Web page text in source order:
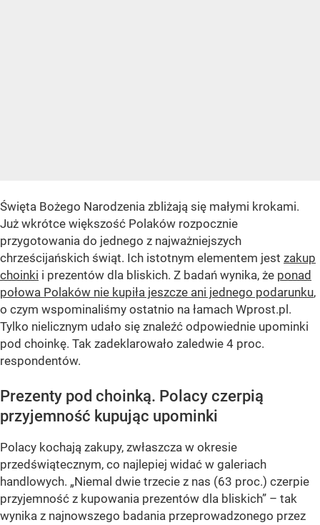
Święta Bożego Narodzenia zbliżają się małymi krokami.
Już wkrótce większość Polaków rozpocznie
przygotowania do jednego z najważniejszych
chrześcijańskich świąt. Ich istotnym elementem jest zakup
choinki i prezentów dla bliskich. Z badań wynika, że ponad
połowa Polaków nie kupiła jeszcze ani jednego podarunku,
o czym wspominaliśmy ostatnio na łamach Wprost.pl.
Tylko nielicznym udało się znaleźć odpowiednie upominki
pod choinkę. Tak zadeklarowało zaledwie 4 proc.
respondentów.
Prezenty pod choinką. Polacy czerpią
przyjemność kupując upominki
Polacy kochają zakupy, zwłaszcza w okresie
przedświątecznym, co najlepiej widać w galeriach
handlowych. „Niemal dwie trzecie z nas (63 proc.) czerpie
przyjemność z kupowania prezentów dla bliskich” – tak
wynika z najnowszego badania przeprowadzonego przez